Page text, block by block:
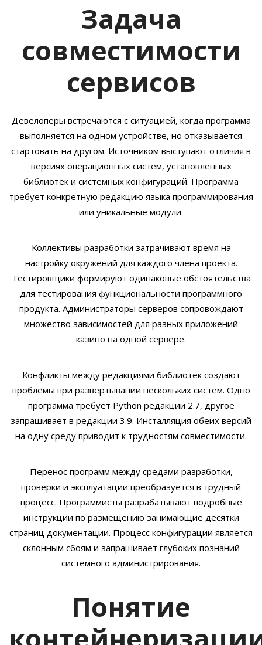
Задача
совместимости
сервисов
Девелоперы встречаются с ситуацией, когда программа
выполняется на одном устройстве, но отказывается
стартовать на другом. Источником выступают отличия в
версиях операционных систем, установленных
библиотек и системных конфигураций. Программа
требует конкретную редакцию языка программирования
или уникальные модули.
Коллективы разработки затрачивают время на
настройку окружений для каждого члена проекта.
Тестировщики формируют одинаковые обстоятельства
для тестирования функциональности программного
продукта. Администраторы серверов сопровождают
множество зависимостей для разных приложений
казино на одной сервере.
Конфликты между редакциями библиотек создают
проблемы при развёртывании нескольких систем. Одно
программа требует Python редакции 2.7, другое
запрашивает в редакции 3.9. Инсталляция обеих версий
на одну среду приводит к трудностям совместимости.
Перенос программ между средами разработки,
проверки и эксплуатации преобразуется в трудный
процесс. Программисты разрабатывают подробные
инструкции по размещению занимающие десятки
страниц документации. Процесс конфигурации является
склонным сбоям и запрашивает глубоких познаний
системного администрирования.
Понятие